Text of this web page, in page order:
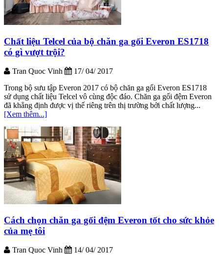
Chất liệu Telcel của bộ chăn ga gối Everon ES1718
có gì vượt trội?
Tran Quoc Vinh
17/ 04/ 2017
Trong bộ sưu tập Everon 2017 có bộ chăn ga gối Everon ES1718
sử dụng chất liệu Telcel vô cùng độc đáo. Chăn ga gối đệm Everon
đã khẳng định được vị thế riêng trên thị trường bởi chất lượng...
[Xem thêm...]
Cách chọn chăn ga gối đệm Everon tốt cho sức khỏe
của mẹ tôi
Tran Quoc Vinh
14/ 04/ 2017